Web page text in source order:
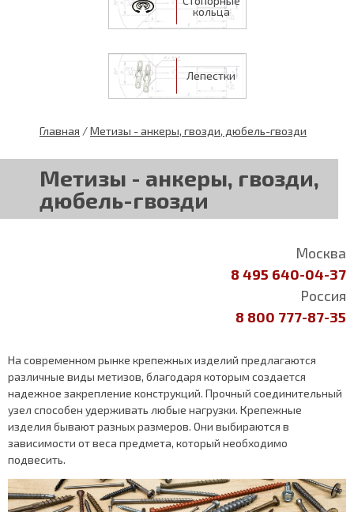
кольца
Лепестки
Главная /Метизы - анкеры, гвозди, дюбель-гвозди
Метизы - анкеры, гвозди,
дюбель-гвозди
Москва
8 495 640-04-37
Россия
8 800 777-87-35
На современном рынке крепежных изделий предлагаются
различные виды метизов, благодаря которым создается
надежное закрепление конструкций. Прочный соединительный
узел способен удерживать любые нагрузки. Крепежные
изделия бывают разных размеров. Они выбираются в
зависимости от веса предмета, который необходимо
подвесить.